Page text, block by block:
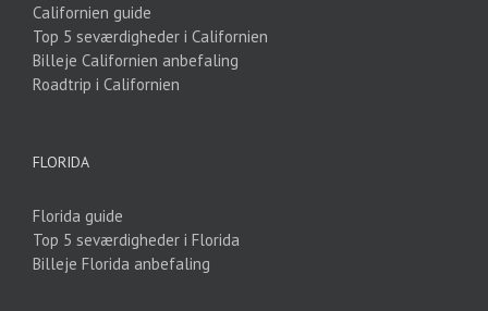
Californien guide
Top 5 seværdigheder i Californien
Billeje Californien anbefaling
Roadtrip i Californien
FLORIDA
Florida guide
Top 5 seværdigheder i Florida
Billeje Florida anbefaling